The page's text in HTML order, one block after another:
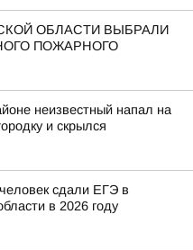
ОБЛАСТИ ВЫБРАЛИ
ПОЖАРНОГО
неизвестный напал на
и скрылся
сдали ЕГЭ в
в 2026 году